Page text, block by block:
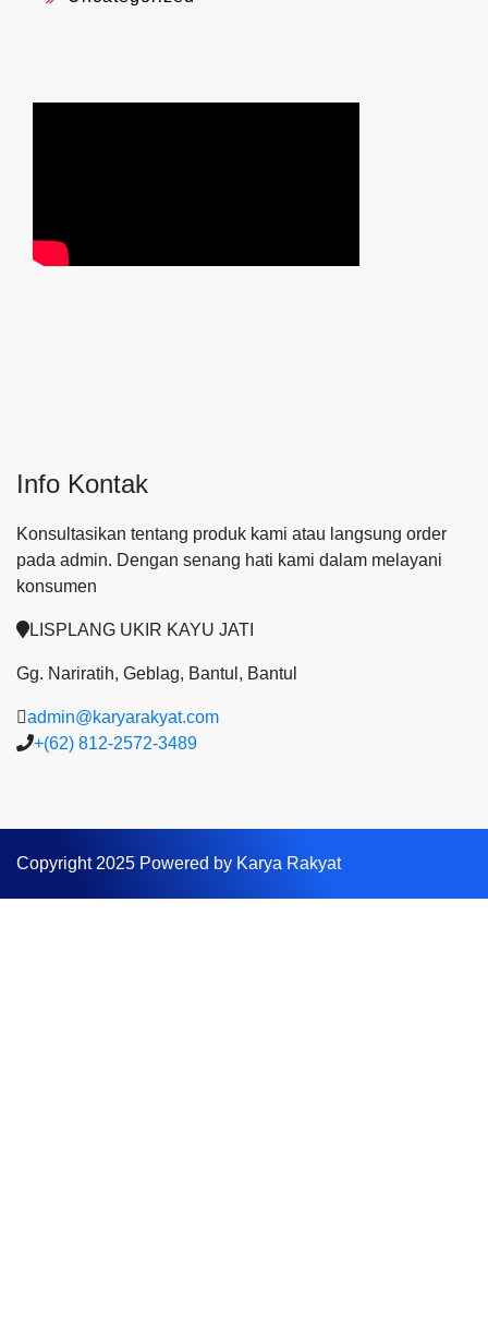
Info Kontak
Konsultasikan tentang produk kami atau langsung order
pada admin. Dengan senang hati kami dalam melayani
konsumen
LISPLANG UKIR KAYU JATI
Gg. Nariratih, Geblag, Bantul, Bantul
admin@karyarakyat.com
+(62) 812-2572-3489
Copyright 2025 Powered by Karya Rakyat